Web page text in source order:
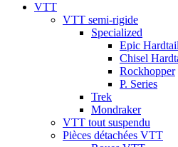
VTT
VTT semi-rigide
Specialized
Epic Hardtail
Chisel
Rockhopper
P. Series
Trek
Mondraker
VTT tout suspendu
Pièces détachées VTT